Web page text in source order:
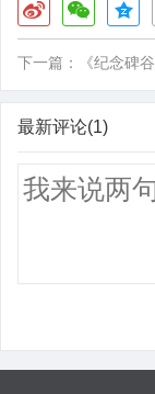
下一篇： 《纪念碑
最新评论(1)